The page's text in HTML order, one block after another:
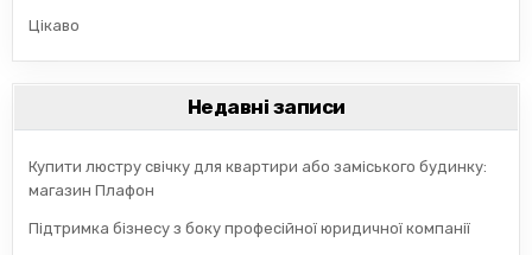
Цікаво
Недавні записи
Купити люстру свічку для квартири або заміського будинку:
магазин Плафон
Підтримка бізнесу з боку професійної юридичної компанії